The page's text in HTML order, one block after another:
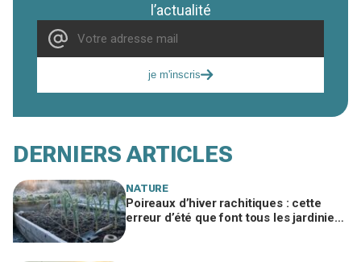
l’actualité
je m'inscris
DERNIERS ARTICLES
NATURE
Poireaux d’hiver rachitiques : cette
erreur d’été que font tous les jardiniers